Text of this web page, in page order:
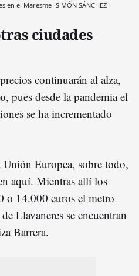
en el Maresme SIMÓN SÁNCHEZ
ciudades
continuarán al alza,
, pues desde la pandemia el
se ha incrementado
Europea, sobre todo,
aquí. Mientras allí los
o 14.000 euros el metro
Llavaneres se encuentran
Barrera.